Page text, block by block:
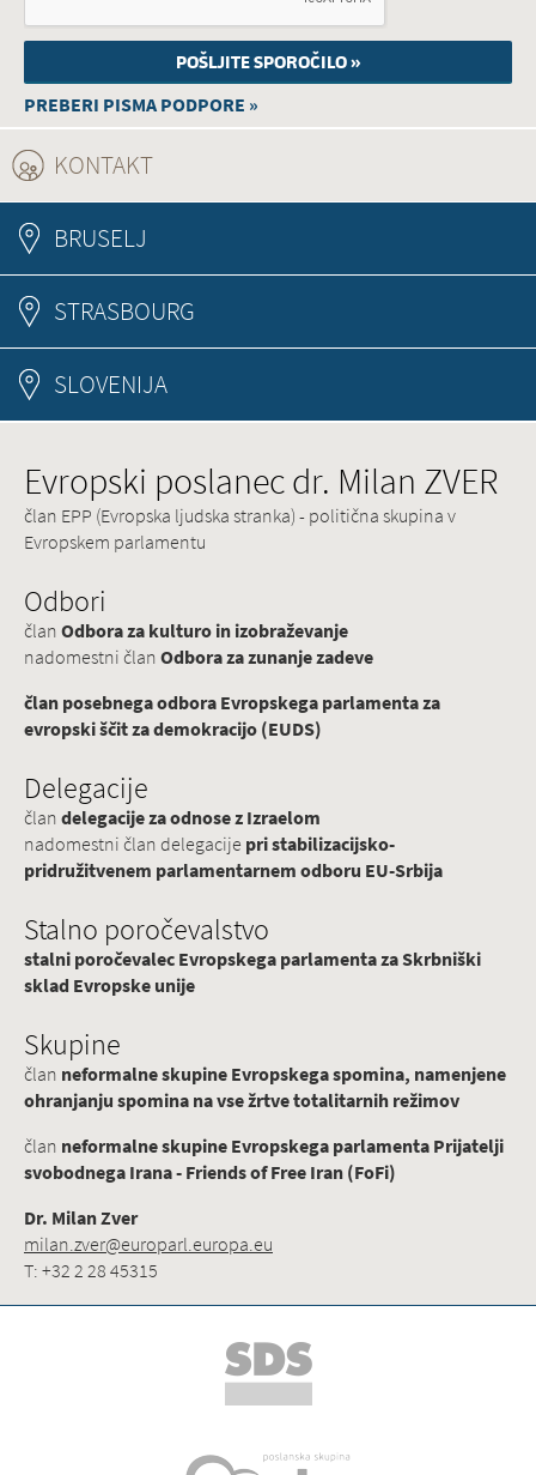
PREBERI PISMA PODPORE »
KONTAKT
BRUSELJ
STRASBOURG
SLOVENIJA
Evropski poslanec dr. Milan ZVER
član EPP (Evropska ljudska stranka) - politična skupina v
Evropskem parlamentu
Odbori
članOdbora za kulturo in izobraževanje
nadomestni članOdbora za zunanje zadeve
član posebnega odbora Evropskega parlamenta za
evropski ščit za demokracijo (EUDS)
Delegacije
člandelegacije za odnose z Izraelom
nadomestni član delegacije pri stabilizacijsko-
pridružitvenem parlamentarnem odboru EU-Srbija
Stalno poročevalstvo
stalni poročevalec Evropskega parlamenta za Skrbniški
sklad Evropske unije
Skupine
član neformalne skupine Evropskega spomina, namenjene
ohranjanju spomina na vse žrtve totalitarnih režimov
član neformalne skupine Evropskega parlamenta Prijatelji
svobodnega Irana - Friends of Free Iran (FoFi)
Dr. Milan Zver
milan.zver@europarl.europa.eu
T: +32 2 28 45315